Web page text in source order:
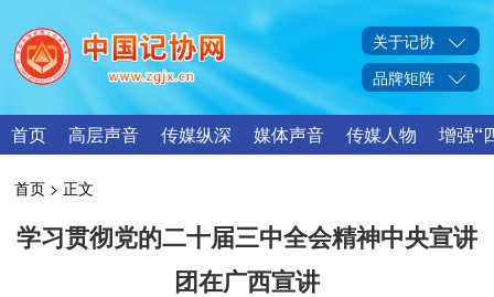
关于记协
品牌矩阵
首页 高层声音 传媒纵深 媒体声音 传媒人物 增强“
首页 > 正文
学习贯彻党的二十届三中全会精神中央宣讲
团在广西宣讲